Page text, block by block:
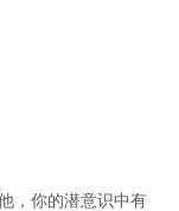
，你的潜意识中有